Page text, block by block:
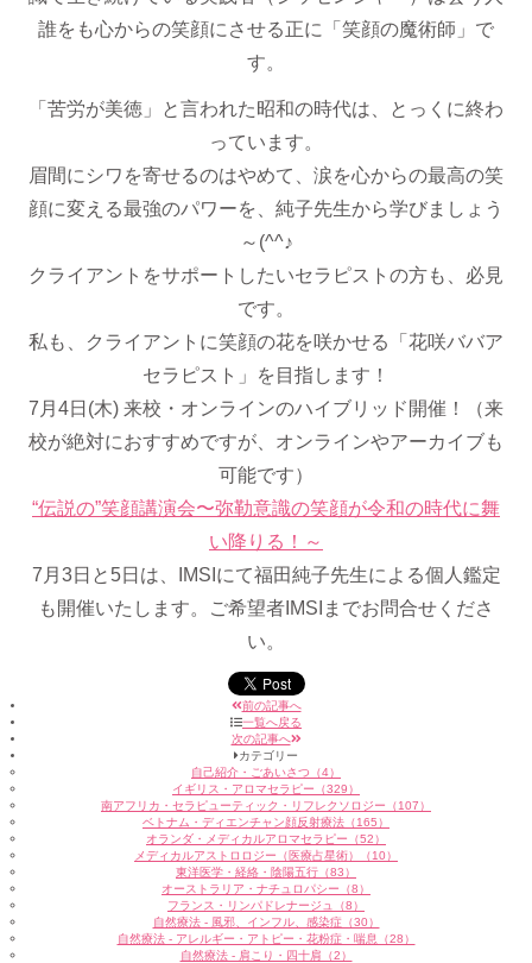
誰をも心からの笑顔にさせる正に「笑顔の魔術師」で
す。
「苦労が美徳」と言われた昭和の時代は、とっくに終わ
っています。
眉間にシワを寄せるのはやめて、涙を心からの最高の笑
顔に変える最強のパワーを、純子先生から学びましょう
～(^^♪
クライアントをサポートしたいセラピストの方も、必見
です。
私も、クライアントに笑顔の花を咲かせる「花咲ババア
セラピスト」を目指します！
7月4日(木) 来校・オンラインのハイブリッド開催！（来
校が絶対におすすめですが、オンラインやアーカイブも
可能です）
“伝説の”笑顔講演会〜弥勒意識の笑顔が令和の時代に舞
い降りる！～
7月3日と5日は、IMSIにて福田純子先生による個人鑑定
も開催いたします。ご希望者IMSIまでお問合せくださ
い。
前の記事へ
一覧へ戻る
次の記事へ
カテゴリー
自己紹介・ごあいさつ（4）
イギリス・アロマセラピー（329）
南アフリカ・セラピューティック・リフレクソロジー（107）
ベトナム・ディエンチャン顔反射療法（165）
オランダ・メディカルアロマセラピー（52）
メディカルアストロロジー（医療占星術）（10）
東洋医学・経絡・陰陽五行（83）
オーストラリア・ナチュロパシー（8）
フランス・リンパドレナージュ（8）
自然療法 - 風邪、インフル、感染症（30）
自然療法 - アレルギー・アトピー・花粉症・喘息（28）
自然療法 - 肩こり・四十肩（2）